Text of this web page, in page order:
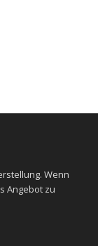
Wenn
Angebot zu